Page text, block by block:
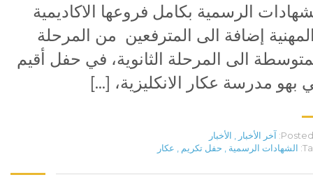
الرسمية بكامل فروعها الاكاديمية
إضافة الى المترفعين من المرحلة
الى المرحلة الثانوية، في حفل أقيم
بهو مدرسة عكار الانكليزية، […]
Posted آخر الأخبار
الأخبار
الشهادات الرسمية حفل تكريم عكار